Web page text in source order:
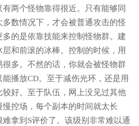
两个怪物靠得很近。只有能够同
数情况下，才会被普通攻击的怪
的是依靠技能来控制怪物群。建
和前滚的冰棒。控制的时候，用
多。不然的话，你就会被怪物群
播放CD。至于减伤光环，还是用
好。至于队伍，网上没见过其他
控场，每个副本的时间就太长
拿到S评价了。该级别非常难以通